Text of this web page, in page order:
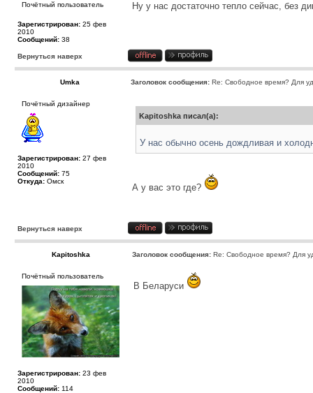
Почётный пользователь
Зарегистрирован: 25 фев
2010
Сообщений: 38
Ну у нас достаточно тепло сейчас, без
Вернуться наверх
Umka Заголовок сообщения: Re: Свободное время? Для
Почётный дизайнер
Зарегистрирован: 27 фев
2010
Сообщений: 75
Откуда: Омск
Kapitoshka писал(а):
У нас обычно осень дождливая и
А у вас это где?
Вернуться наверх
Kapitoshka Заголовок сообщения: Re: Свободное время? Для
Почётный пользователь
Зарегистрирован: 23 фев
2010
Сообщений: 114
В Беларуси